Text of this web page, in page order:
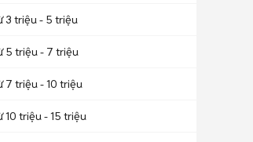
3 triệu - 5 triệu
5 triệu - 7 triệu
7 triệu - 10 triệu
10 triệu - 15 triệu